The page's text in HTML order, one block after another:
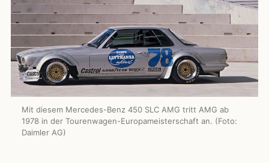
Mit diesem Mercedes-Benz 450 SLC AMG tritt AMG ab
1978 in der Tourenwagen-Europameisterschaft an. (Foto:
Daimler AG)